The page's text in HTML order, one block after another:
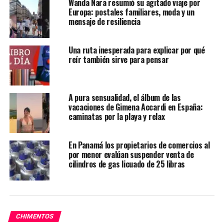
Wanda Nara resumió su agitado viaje por
Europa: postales familiares, moda y un
mensaje de resiliencia
Una ruta inesperada para explicar por qué
reír también sirve para pensar
A pura sensualidad, el álbum de las
vacaciones de Gimena Accardi en España:
caminatas por la playa y relax
En Panamá los propietarios de comercios al
por menor evalúan suspender venta de
cilindros de gas licuado de 25 libras
CHIMENTOS